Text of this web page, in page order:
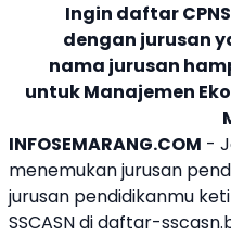
Ingin daftar CPNS
dengan jurusan
nama jurusan
untuk Manajemen
INFOSEMARANG.COM -
menemukan jurusan
jurusan pendidikanmu
SSCASNdidaftar-